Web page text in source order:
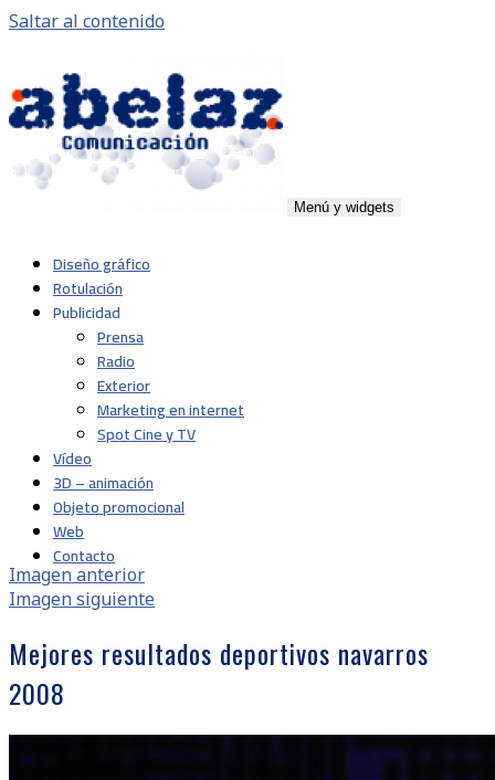
Saltar al contenido
Navarra
Menú y widgets
Diseño gráfico
Rotulación
Publicidad
Prensa
Radio
Exterior
Marketing en internet
Spot Cine y TV
Vídeo
3D – animación
Objeto promocional
Web
Contacto
Imagen anterior
Imagen siguiente
Mejores resultados deportivos navarros
2008